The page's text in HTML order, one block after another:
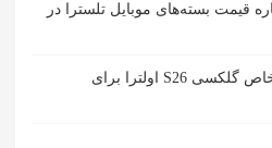
قیمت بسته‌های موبایل تلسترا در
ویژگی‌های خاص گلکسی S26 اولترا برای